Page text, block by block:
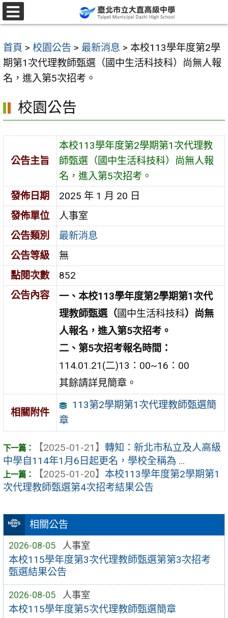
跳
至
要
內
容
首頁 > 校園公告 > 最新消息 > 本校113學年度第2學
期第1次代理教師甄選（國中生活科技科）尚無人報
名，進入第5次招考。
相關公告
2026-08-05 人事室
本校115學年度第3次代理教師甄選第第3次招考
甄選結果公告
2026-08-05 人事室
本校115學年度第5次代理教師甄選簡章
校園公告
公告主旨
本校113學年度第2學期第1次代理教
師甄選（國中生活科技科）尚無人報
名，進入第5次招考。
發佈日期
2025 年 1 月 20 日
發佈單位
人事室
公告類別
最新消息
公告等級
無
點閱次數
852
公告內容
一、本校113學年度第2學期第1次代
理教師甄選（國中生活科技科）尚無
人報名，進入第5次招考。
二、第5次招考報名時間：
114.01.21(二)13：00~16：00
其餘請詳見簡章。
相關附件
113第2學期第1次代理教師甄選簡
章
【2025-01-21】 轉知：新北市私立及人高級
中學自114年1月6日起更名，學校全稱為 ...
【2025-01-20】 本校113學年度第2學期第1
次代理教師甄選第4次招考結果公告
選
單